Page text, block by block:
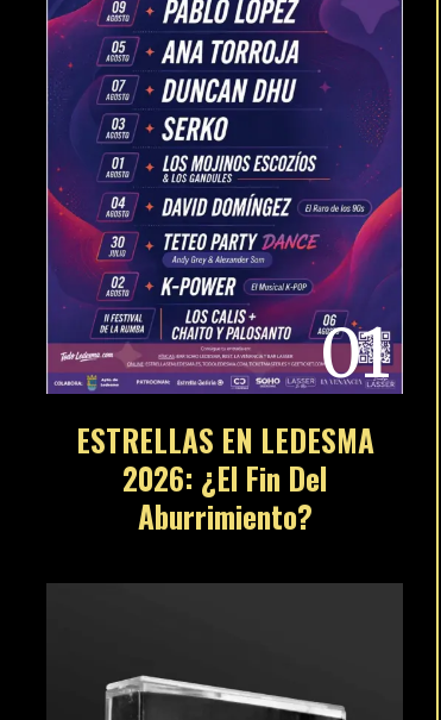
01
ESTRELLAS EN LEDESMA
2026: ¿El Fin Del
Aburrimiento?